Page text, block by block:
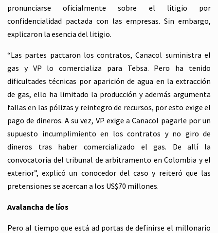
pronunciarse oficialmente sobre el litigio por
confidencialidad pactada con las empresas. Sin embargo,
explicaron la esencia del litigio.
“Las partes pactaron los contratos, Canacol suministra el
gas y VP lo comercializa para Tebsa. Pero ha tenido
dificultades técnicas por aparición de agua en la extracción
de gas, ello ha limitado la producción y además argumenta
fallas en las pólizas y reintegro de recursos, por esto exige el
pago de dineros. A su vez, VP exige a Canacol pagarle por un
supuesto incumplimiento en los contratos y no giro de
dineros tras haber comercializado el gas. De allí la
convocatoria del tribunal de arbitramento en Colombia y el
exterior”, explicó un conocedor del caso y reiteró que las
pretensiones se acercan a los US$70 millones.
Avalancha de líos
Pero al tiempo que está ad portas de definirse el millonario